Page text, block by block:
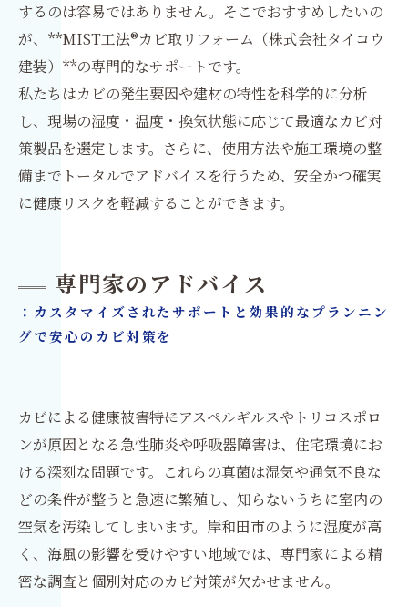
するのは容易ではありません。そこでおすすめしたいの
が、**MIST工法®カビ取リフォーム（株式会社タイコウ
建装）**の専門的なサポートです。
私たちはカビの発生要因や建材の特性を科学的に分析
し、現場の湿度・温度・換気状態に応じて最適なカビ対
策製品を選定します。さらに、使用方法や施工環境の整
備までトータルでアドバイスを行うため、安全かつ確実
に健康リスクを軽減することができます。
専門家のアドバイス
：カスタマイズされたサポートと効果的なプランニン
グで安心のカビ対策を
カビによる健康被害――特にアスペルギルスやトリコスポロ
ンが原因となる急性肺炎や呼吸器障害は、住宅環境にお
ける深刻な問題です。これらの真菌は湿気や通気不良な
どの条件が整うと急速に繁殖し、知らないうちに室内の
空気を汚染してしまいます。岸和田市のように湿度が高
く、海風の影響を受けやすい地域では、専門家による精
密な調査と個別対応のカビ対策が欠かせません。